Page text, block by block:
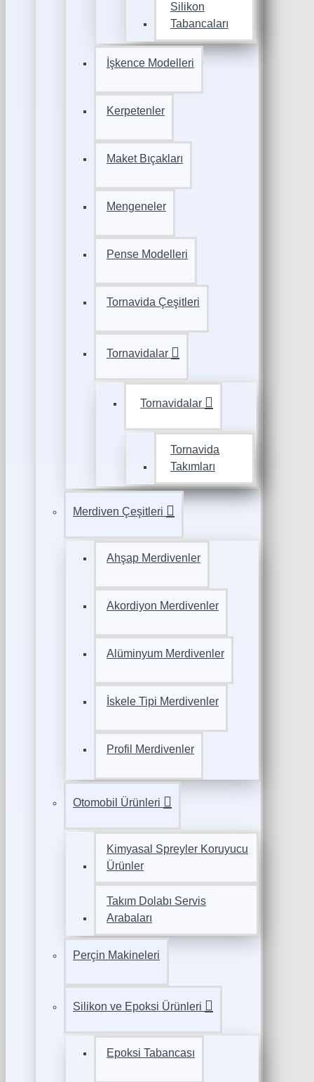
Silikon
Tabancaları
İşkence Modelleri
Kerpetenler
Maket Bıçakları
Mengeneler
Pense Modelleri
Tornavida Çeşitleri
Tornavidalar
Tornavidalar
Tornavida
Takımları
Merdiven Çeşitleri
Ahşap Merdivenler
Akordiyon Merdivenler
Alüminyum Merdivenler
İskele Tipi Merdivenler
Profil Merdivenler
Otomobil Ürünleri
Kimyasal Spreyler Koruyucu
Ürünler
Takım Dolabı Servis
Arabaları
Perçin Makineleri
Silikon ve Epoksi Ürünleri
Epoksi Tabancası